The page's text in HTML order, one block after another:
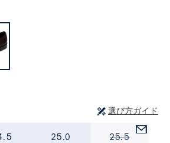
選び方ガイド
25.0 25.5